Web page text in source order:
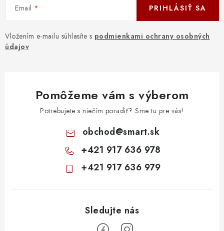
Email
Vložením e-mailu súhlasíte s podmienkami ochrany osobných
údajov
PRIHLÁSIŤ SA
Pomôžeme vám s výberom
Potrebujete s niečím poradiť? Sme tu pre vás!
obchod@smart.sk
+421 917 636 978
+421 917 636 979